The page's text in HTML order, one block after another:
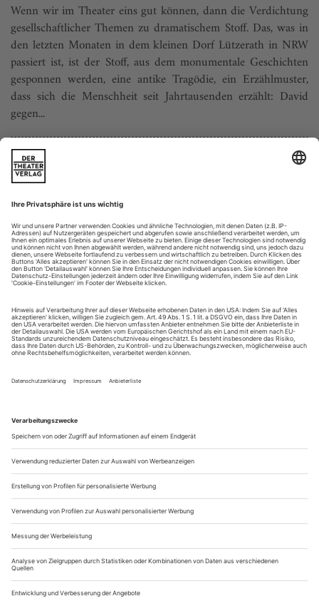
Wenn wir im Theater eins gut können, dann die Verdichtung
gesellschaftlicher Themen zu dramatischem Stoff. Das, was in
den letzten Monaten in dem kleinen Dorf Lützerath in NRW
passiert ist, ist der Stoff, aus dem monumentale Geschichten
gesponnen werden, eine antike Tragödie, ein Erzählmuster,
dass sich die Menschheit seit Jahrtausenden erzählt: David
gegen...
Premieren 4/23
28. Ellis, How to Date a Feminist
R. Eva Brunner
AACHEN, THEATER
27. Bechtel und Zeppenfeld, Woher und Wohin (AT) (U)
R. Clemens Bechtel
29. Kehlmann, Tyll
R. Ewa Teilmans
ALTENBURG/GERA, THEATER
2. Kressin, Liebe macht frei
ANNABERG-BUCHHOLZ, EDUARD-VON-
WINTERSTEIN-THEATER
1. Coward und Chatten, Zwei Geister sind einer...
Verführerische Gewaltspiralen
Saar Magal/ Dresden Frankfurt Dance Company «10 Odd Emotions»
am Schauspielhaus Frankfurt
Auf der Bühne stehen schwarze Stühle, auf die sich beim
Einlass nach und nach Personen in schicker blaugrüner
Abendkleidung setzen, elegant ihre Beine